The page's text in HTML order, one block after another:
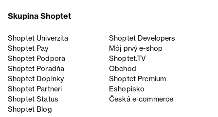
Skupina Shoptet
Shoptet Univerzita
Shoptet Developers
Shoptet Pay
Môj prvý e-shop
Shoptet Podpora
Shoptet.TV
Shoptet Poradňa
Obchod
Shoptet Doplnky
Shoptet Premium
Shoptet Partneri
Eshopisko
Shoptet Status
Česká e‑commerce
Shoptet Blog